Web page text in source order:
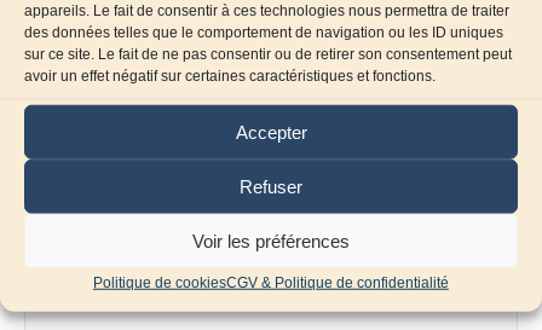
appareils. Le fait de consentir à ces technologies nous permettra de traiter
des données telles que le comportement de navigation ou les ID uniques
sur ce site. Le fait de ne pas consentir ou de retirer son consentement peut
avoir un effet négatif sur certaines caractéristiques et fonctions.
Accepter
Refuser
Voir les préférences
Politique de cookiesCGV & Politique de confidentialité
Laissez un commentaire
Commentaire